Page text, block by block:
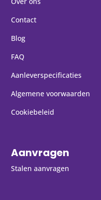
Contact
Blog
FAQ
Aanleverspecificaties
Algemene voorwaarden
Cookiebeleid
Aanvragen
Stalen aanvragen